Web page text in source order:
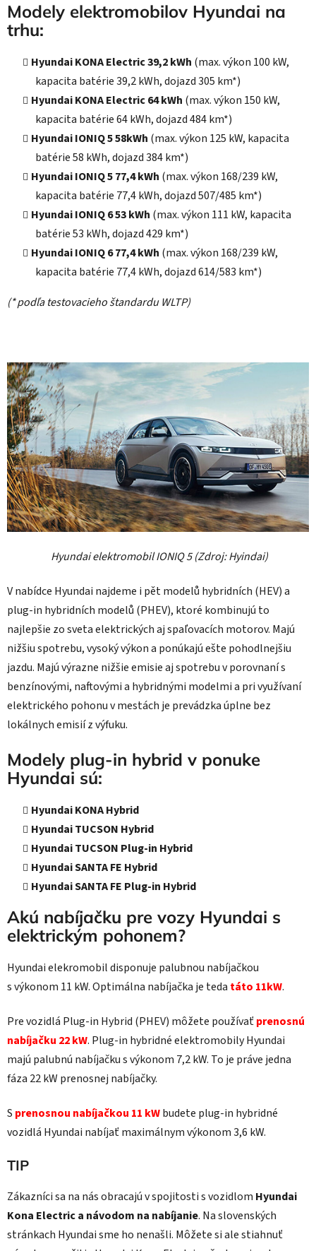
Modely elektromobilov Hyundai na
trhu:
Hyundai KONA Electric 39,2 kWh (max. výkon 100 kW,
kapacita batérie 39,2 kWh, dojazd 305 km*)
Hyundai KONA Electric 64 kWh (max. výkon 150 kW,
kapacita batérie 64 kWh, dojazd 484 km*)
Hyundai IONIQ 5 58kWh (max. výkon 125 kW, kapacita
batérie 58 kWh, dojazd 384 km*)
Hyundai IONIQ 5 77,4 kWh (max. výkon 168/239 kW,
kapacita batérie 77,4 kWh, dojazd 507/485 km*)
Hyundai IONIQ 6 53 kWh (max. výkon 111 kW, kapacita
batérie 53 kWh, dojazd 429 km*)
Hyundai IONIQ 6 77,4 kWh (max. výkon 168/239 kW,
kapacita batérie 77,4 kWh, dojazd 614/583 km*)
(* podľa testovacieho štandardu WLTP)
Hyundai elektromobil IONIQ 5 (Zdroj: Hyindai)
V nabídce Hyundai najdeme i pět modelů hybridních (HEV) a
plug-in hybridních modelů (PHEV), ktoré kombinujú to
najlepšie zo sveta elektrických aj spaľovacích motorov. Majú
nižšiu spotrebu, vysoký výkon a ponúkajú ešte pohodlnejšiu
jazdu. Majú výrazne nižšie emisie aj spotrebu v porovnaní s
benzínovými, naftovými a hybridnými modelmi a pri využívaní
elektrického pohonu v mestách je prevádzka úplne bez
lokálnych emisií z výfuku.
Modely plug-in hybrid v ponuke
Hyundai sú:
Hyundai KONA Hybrid
Hyundai TUCSON Hybrid
Hyundai TUCSON Plug-in Hybrid
Hyundai SANTA FE Hybrid
Hyundai SANTA FE Plug-in Hybrid
Akú nabíjačku pre vozy Hyundai s
elektrickým pohonem?
Hyundai elekromobil disponuje palubnou nabíjačkou
s výkonom 11 kW. Optimálna nabíjačka je teda táto 11kW.
Pre vozidlá Plug-in Hybrid (PHEV) môžete používaťprenosnú
nabíjačku 22 kW. Plug-in hybridné elektromobily Hyundai
majú palubnú nabíjačku s výkonom 7,2 kW. To je práve jedna
fáza 22 kW prenosnej nabíjačky.
S prenosnou nabíjačkou 11 kWbudete plug-in hybridné
vozidlá Hyundai nabíjať maximálnym výkonom 3,6 kW.
TIP
Zákazníci sa na nás obracajú v spojitosti s vozidlom Hyundai
Kona Electric a návodom na nabíjanie. Na slovenských
stránkach Hyundai sme ho nenašli. Môžete si ale stiahnuť